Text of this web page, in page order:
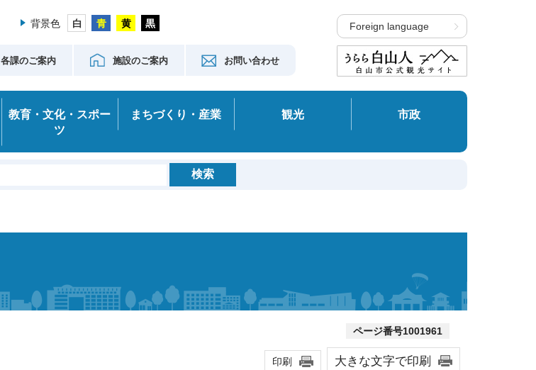
背景色
各課のご案内 施設のご案内 お問い合わせ
Foreign language
教育・文化・スポー
ツ
まちづくり・産業 観光 市政
ページ番号1001961
印刷 大きな文字で印刷